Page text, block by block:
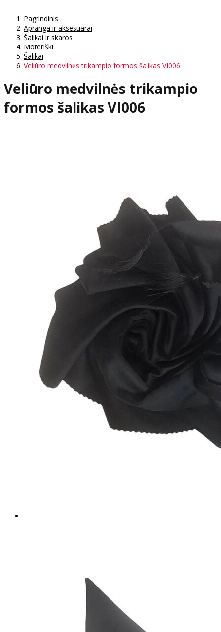
Pagrindinis
Apranga ir aksesuarai
Šalikai ir skaros
Moteriški
Šalikai
Veliūro medvilnės trikampio formos šalikas VI006
Veliūro medvilnės trikampio
formos šalikas VI006